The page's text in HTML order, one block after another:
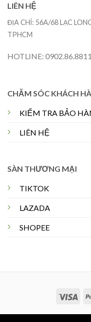
CHĂM SÓC KHÁCH
KIỂM TRA BẢO
LIÊN HỆ
SÀN THƯƠNG MẠI
TIKTOK
LAZADA
SHOPEE
LIÊN HỆ
ĐỊA CHỈ: 56A/68 LẠC
TPHCM
HOTLINE: 0902.86.8811